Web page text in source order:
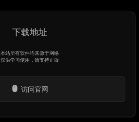
下载地址
本站所有软件均来源于网络
仅供学习使用，请支持正版
访问官网